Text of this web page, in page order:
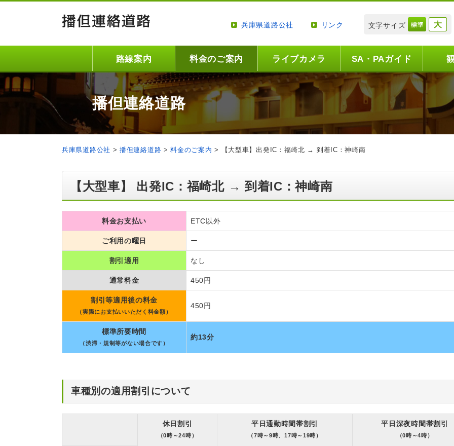
兵庫県道路公社 リンク 文字サイズ
路線案内 料金のご案内 ライブカメラ SA・PAガイド
播但連絡道路
兵庫県道路公社 >播但連絡道路 >料金のご案内 > 【大型車】出発IC：福崎北 → 到着IC：神崎南
【大型車】 出発IC：福崎北 → 到着IC：神崎南
料金お支払い ETC以外
ご利用の曜日 ー
割引適用 なし
通常料金 450円
割引等適用後の料金
（実際にお支払いいただく料金額）
450円
標準所要時間
（渋滞・規制等がない場合です）
約13分
車種別の適用割引について
休日割引
（0時～24時）
平日通勤時間帯割引
（7時～9時、17時～19時）
平日深夜時間帯割引
（0時～4時）